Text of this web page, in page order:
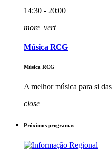
14:30 - 20:00
more_vert
Música RCG
Música RCG
A melhor música para si
close
Próximos programas